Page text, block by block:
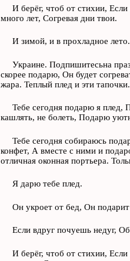
И берёг, чтоб от стихии,
много лет, Согревая дни твои.
И зимой, и в прохладное лето.
Украине. Подпишитесьна
скорее подарю, Он будет
жара. Теплый плед и эти
Тебе сегодня подарю я плед,
кашлять, не болеть, Подарю
Тебе сегодня собираюсь
конфет, А вместе с ними и
отличная оконная портьера.
Я дарю тебе плед.
Он укроет от бед, Он
Если вдруг почуешь недуг,
И берёг, чтоб от стихии,